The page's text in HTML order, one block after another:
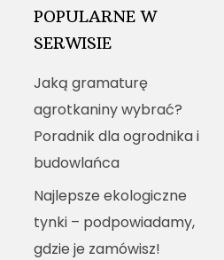
POPULARNE W
SERWISIE
Jaką gramaturę
agrotkaniny wybrać?
Poradnik dla ogrodnika i
budowlańca
Najlepsze ekologiczne
tynki – podpowiadamy,
gdzie je zamówisz!